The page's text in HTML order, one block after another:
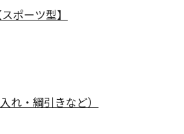
ポーツ型】
れ・綱引きなど）